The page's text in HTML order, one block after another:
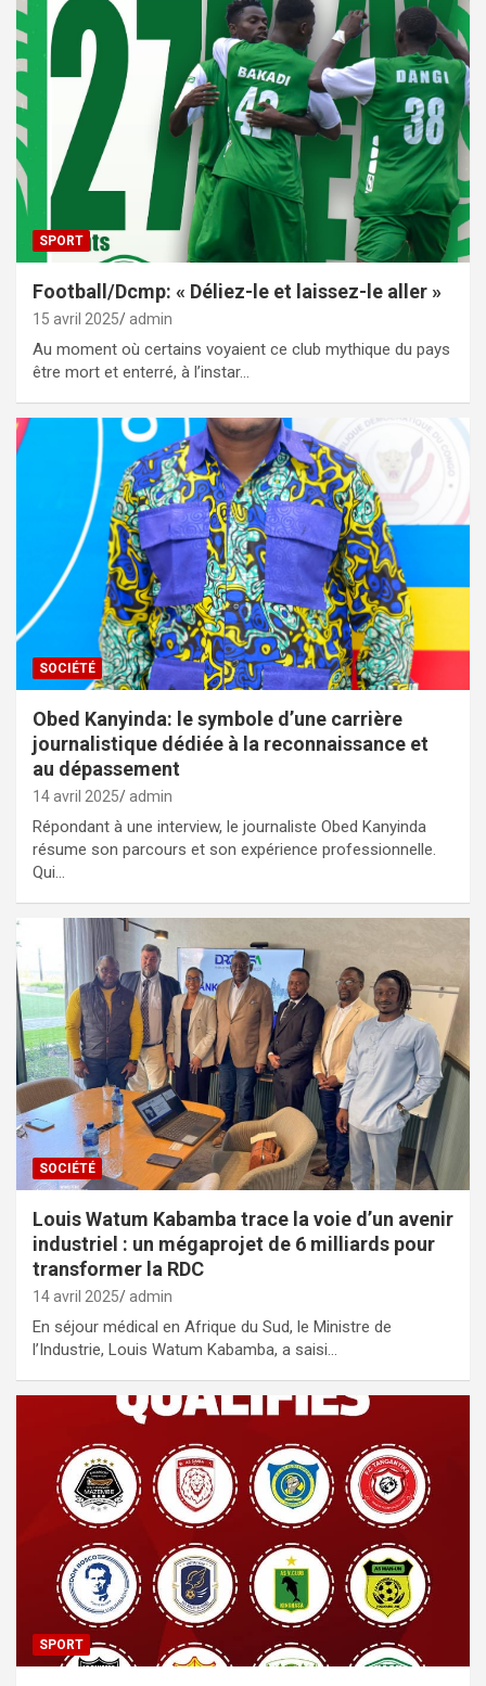
SPORT
Football/Dcmp: « Déliez-le et laissez-le aller »
15 avril 2025 admin
Au moment où certains voyaient ce club mythique du pays
être mort et enterré, à l’instar…
SOCIÉTÉ
Obed Kanyinda: le symbole d’une carrière
journalistique dédiée à la reconnaissance et
au dépassement
14 avril 2025 admin
Répondant à une interview, le journaliste Obed Kanyinda
résume son parcours et son expérience professionnelle.
Qui…
SOCIÉTÉ
Louis Watum Kabamba trace la voie d’un avenir
industriel : un mégaprojet de 6 milliards pour
transformer la RDC
14 avril 2025 admin
En séjour médical en Afrique du Sud, le Ministre de
l’Industrie, Louis Watum Kabamba, a saisi…
SPORT